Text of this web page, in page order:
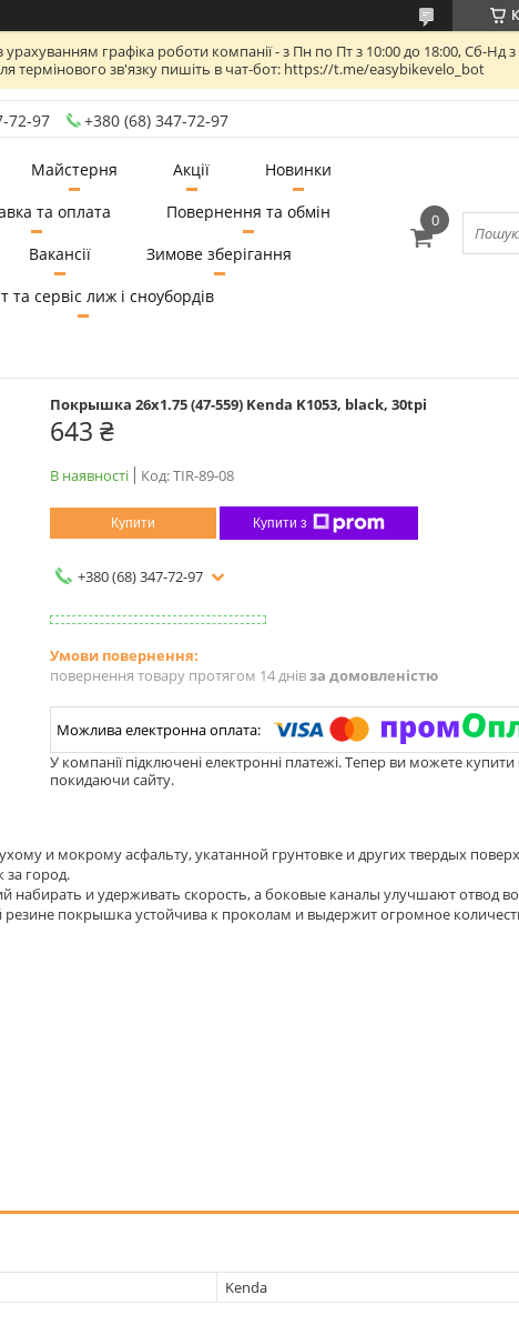
графіка роботи компанії - з Пн по Пт з 10:00 до 18:00, Сб-Нд з
термінового зв'язку пишіть в чат-бот: https://t.me/easybikevelo_bot
72-97 +380 (68) 347-72-97
Майстерня Акції
Новинки
та оплата
Повернення та обмін
Вакансії
Зимове зберігання
та сервіс лиж і сноубордів
Покрышка 26x1.75 (47-559) Kenda K1053, black, 30tpi
643 ₴
В наявності Код:TIR-89-08
Купити Купити з
+380 (68) 347-72-97
повернення товару протягом 14 днівза домовленістю
У компанії підключені електронні платежі. Тепер ви можете
покидаючи сайту.
и мокрому асфальту, укатанной грунтовке и других твердых
за город.
набирать и удерживать скорость, а боковые каналы улучшают отвод
резине покрышка устойчива к проколам и выдержит огромное
Kenda